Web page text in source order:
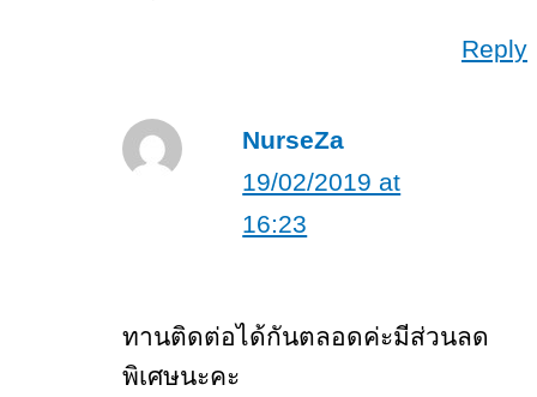
Reply
NurseZa
19/02/2019 at
16:23
ทานติดต่อได้กันตลอดค่ะมีส่วนลด
พิเศษนะคะ